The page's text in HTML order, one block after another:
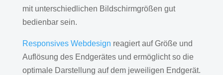
mit unterschiedlichen Bildschirmgrößen gut
bedienbar sein.
Responsives Webdesign reagiert auf Größe und
Auflösung des Endgerätes und ermöglicht so die
optimale Darstellung auf dem jeweiligen Endgerät.